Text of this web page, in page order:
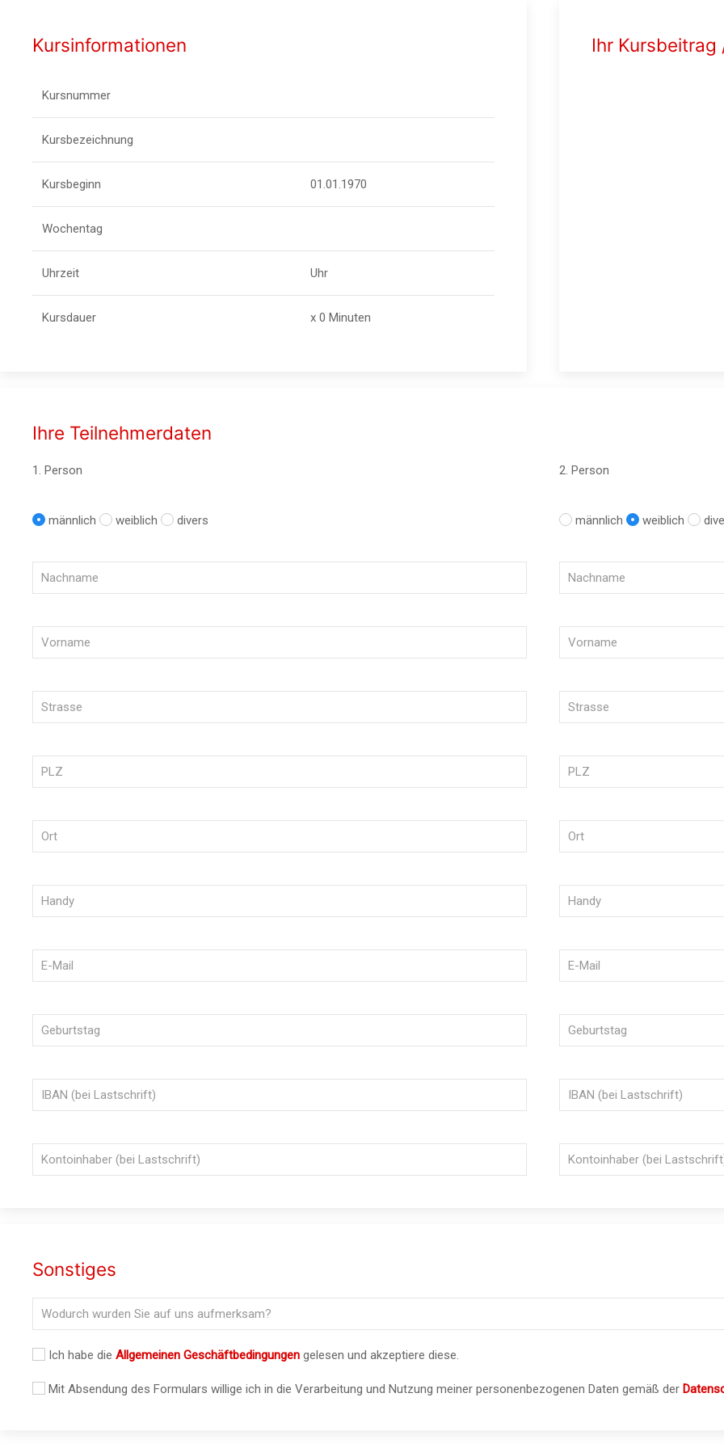
Kursinformationen
Kursnummer
Kursbezeichnung
Kursbeginn 01.01.1970
Wochentag
Uhrzeit Uhr
Kursdauer x 0 Minuten
Ihr Kursbeitrag
Ihre Teilnehmerdaten
1. Person
männlich weiblich divers
2. Person
männlich weiblich
Sonstiges
Ich habe die Allgemeinen Geschäftbedingungen gelesen und akzeptiere diese.
Mit Absendung des Formulars willige ich in die Verarbeitung und Nutzung meiner personenbezogenen Daten gemäß der